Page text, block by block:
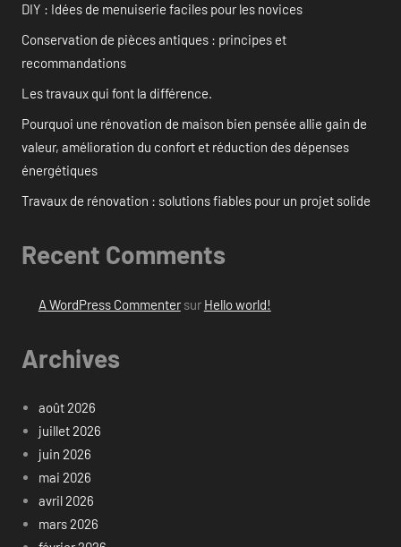
DIY : Idées de menuiserie faciles pour les novices
Conservation de pièces antiques : principes et
recommandations
Les travaux qui font la différence.
Pourquoi une rénovation de maison bien pensée allie gain de
valeur, amélioration du confort et réduction des dépenses
énergétiques
Travaux de rénovation : solutions fiables pour un projet solide
Recent Comments
A WordPress Commentersur Hello world!
Archives
août 2026
juillet 2026
juin 2026
mai 2026
avril 2026
mars 2026